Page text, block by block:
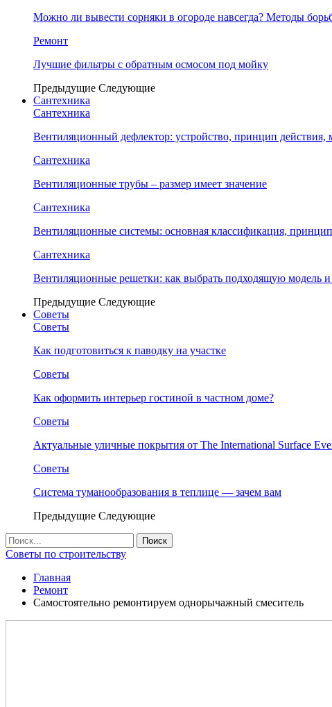
Можно ли вывести сорняки в огороде навсегда? Методы
Ремонт
Лучшие фильтры с обратным осмосом под мойку
Предыдущие Следующие
Сантехника
Сантехника
Вентиляционный дефлектор: устройство, принцип действия,
Сантехника
Вентиляционные трубы – размер имеет значение
Сантехника
Вентиляционные системы: основная классификация,
Сантехника
Вентиляционные решетки: как выбрать подходящую модель и
Предыдущие Следующие
Советы
Советы
Как подготовиться к паводку на участке
Советы
Как оформить интерьер гостиной в частном доме?
Советы
Актуальные уличные покрытия от The International Surface
Советы
Система туманообразования в теплице — зачем вам
Предыдущие Следующие
Советы по строительству
Главная
Ремонт
Самостоятельно ремонтируем однорычажный смеситель